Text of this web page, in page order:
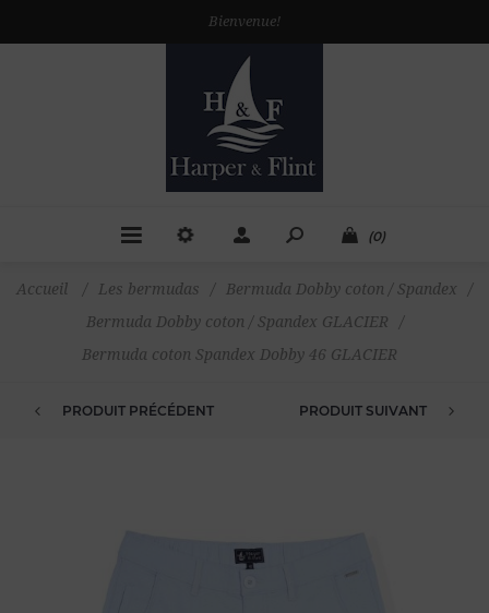
Bienvenue!
(0)
Accueil / Les bermudas / Bermuda Dobby coton / Spandex
/
Bermuda Dobby coton / Spandex GLACIER
/
Bermuda coton Spandex Dobby 46 GLACIER
PRODUIT PRÉCÉDENT PRODUIT SUIVANT